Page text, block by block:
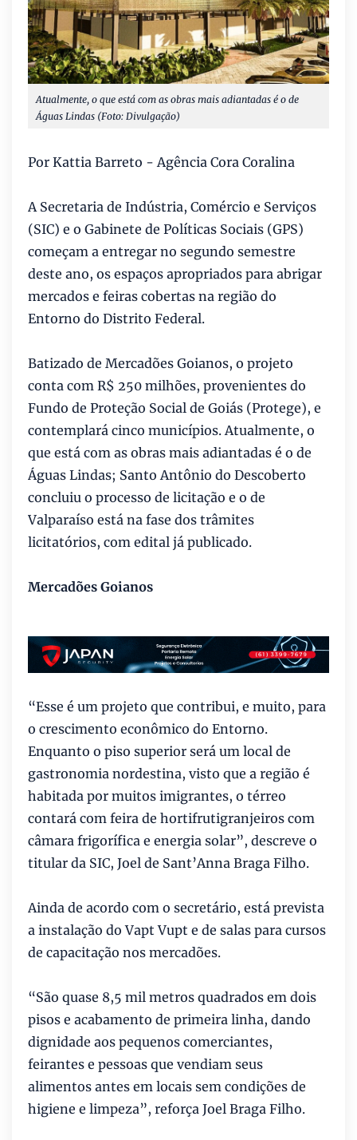
Atualmente, o que está com as obras mais adiantadas é o de
Águas Lindas (Foto: Divulgação)
Por Kattia Barreto - Agência Cora Coralina
A Secretaria de Indústria, Comércio e Serviços
(SIC) e o Gabinete de Políticas Sociais (GPS)
começam a entregar no segundo semestre
deste ano, os espaços apropriados para abrigar
mercados e feiras cobertas na região do
Entorno do Distrito Federal.
Batizado de Mercadões Goianos, o projeto
conta com R$ 250 milhões, provenientes do
Fundo de Proteção Social de Goiás (Protege), e
contemplará cinco municípios. Atualmente, o
que está com as obras mais adiantadas é o de
Águas Lindas; Santo Antônio do Descoberto
concluiu o processo de licitação e o de
Valparaíso está na fase dos trâmites
licitatórios, com edital já publicado.
Mercadões Goianos
“Esse é um projeto que contribui, e muito, para
o crescimento econômico do Entorno.
Enquanto o piso superior será um local de
gastronomia nordestina, visto que a região é
habitada por muitos imigrantes, o térreo
contará com feira de hortifrutigranjeiros com
câmara frigorífica e energia solar”, descreve o
titular da SIC, Joel de Sant’Anna Braga Filho.
Ainda de acordo com o secretário, está prevista
a instalação do Vapt Vupt e de salas para cursos
de capacitação nos mercadões.
“São quase 8,5 mil metros quadrados em dois
pisos e acabamento de primeira linha, dando
dignidade aos pequenos comerciantes,
feirantes e pessoas que vendiam seus
alimentos antes em locais sem condições de
higiene e limpeza”, reforça Joel Braga Filho.